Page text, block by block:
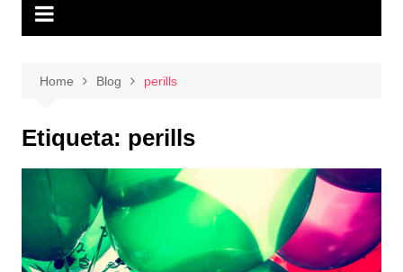
Home Blog perills
Etiqueta: perills